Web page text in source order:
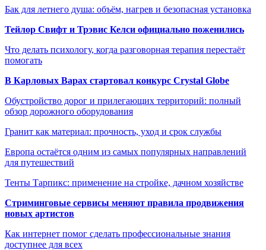
Бак для летнего душа: объём, нагрев и безопасная установка
Тейлор Свифт и Трэвис Келси официально поженились
Что делать психологу, когда разговорная терапия перестаёт
помогать
В Карловых Варах стартовал конкурс Crystal Globe
Обустройство дорог и прилегающих территорий: полный
обзор дорожного оборудования
Гранит как материал: прочность, уход и срок службы
Европа остаётся одним из самых популярных направлений
для путешествий
Тенты Тарпикс: применение на стройке, дачном хозяйстве
Стриминговые сервисы меняют правила продвижения
новых артистов
Как интернет помог сделать профессиональные знания
доступнее для всех